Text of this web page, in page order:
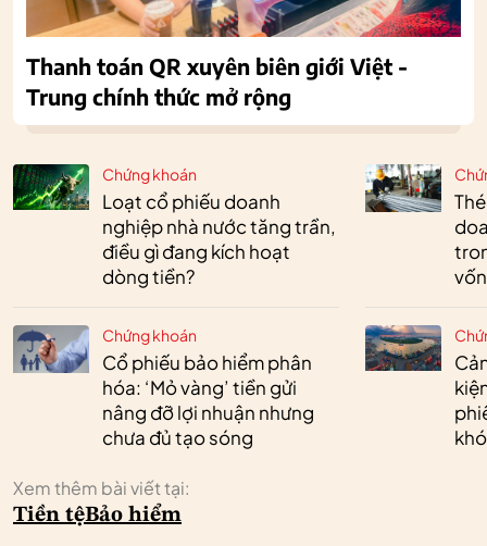
Chứng khoán
Loạt cổ phiếu doanh
nghiệp nhà nước tăng trần,
điều gì đang kích hoạt
dòng tiền?
Chứng khoán
Cổ phiếu bảo hiểm phân
hóa: ‘Mỏ vàng’ tiền gửi
nâng đỡ lợi nhuận nhưng
chưa đủ tạo sóng
vốn
Xem thêm bài viết tại:
Tiền tệBảo hiểm
Thanh toán QR xuyên biên giới Việt -
Trung chính thức mở rộng